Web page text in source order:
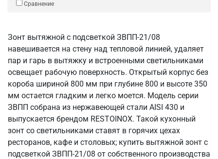
Сравнение
Зонт вытяжной с подсветкой ЗВПП-21/08
навешивается на стену над тепловой линией, удаляет
пар и гарь в вытяжку и встроенными светильниками
освещает рабочую поверхность. Открытый корпус без
короба шириной 800 мм при глубине 800 и высоте 350
мм остается гладким и легко моется. Модель серии
ЗВПП собрана из нержавеющей стали AISI 430 и
выпускается брендом RESTOINOX. Такой кухонный
зонт со светильниками ставят в горячих цехах
ресторанов, кафе и столовых; купить вытяжной зонт с
подсветкой ЗВПП-21/08 от собственного производства